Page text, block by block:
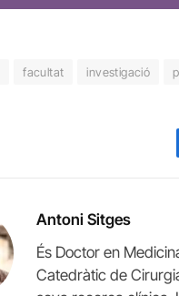
facultat investigació
Antoni Sitges
És Doctor en
Catedràtic de